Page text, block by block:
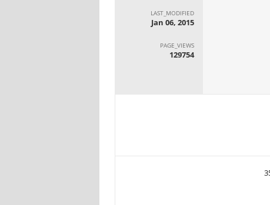
LAST_MODIFIED
Jan 06, 2015
PAGE_VIEWS
129754